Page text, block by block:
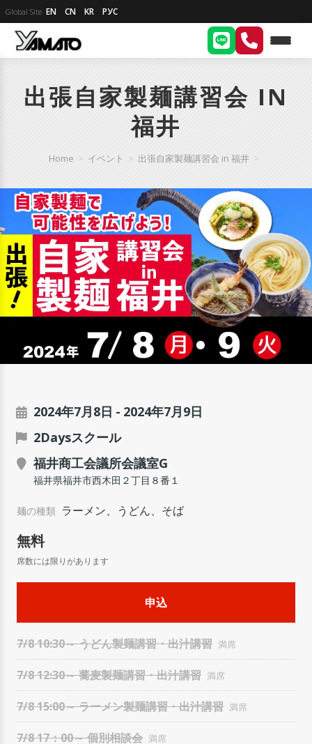
Global Site EN CN KR РУС
出張自家製麺講習会 IN
福井
Home > イベント > 出張自家製麺講習会 in 福井 >
2024年7月8日
2024年7月9日
2Daysスクール
福井商工会議所会議室G
福井県福井市西木田２丁目８番１
麺の種類 ラーメン、うどん、そば
無料
7/8 10:30～ うどん製麺講習・出汁講習
7/8 12:30～ 蕎麦製麺講習・出汁講習
7/8 15:00～ ラーメン製麺講習・出汁講習
7/8 17：00～ 個別相談会